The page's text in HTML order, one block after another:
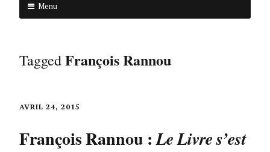
Menu
TaggedFrançois Rannou
AVRIL 24, 2015
François Rannou :Le Livre s’est